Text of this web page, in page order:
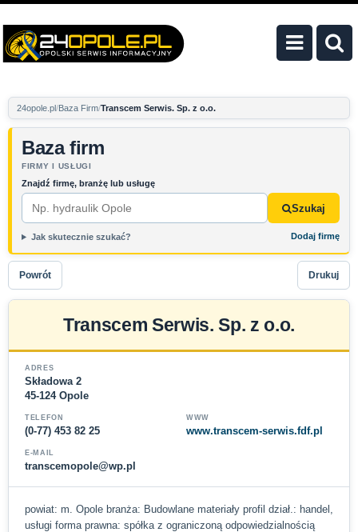
24opole.pl Baza Firm Transcem Serwis. Sp. z o.o.
Baza firm
FIRMY I USŁUGI
Znajdź firmę, branżę lub usługę
Szukaj
Jak skutecznie szukać? Dodaj firmę
Powrót Drukuj
Transcem Serwis. Sp. z o.o.
ADRES
Składowa 2
45-124 Opole
TELEFON
(0-77) 453 82 25
WWW
www.transcem-serwis.fdf.pl
E-MAIL
transcemopole@wp.pl
powiat: m. Opole branża: Budowlane materiały profil dział.: handel,
usługi forma prawna: spółka z ograniczoną odpowiedzialnością